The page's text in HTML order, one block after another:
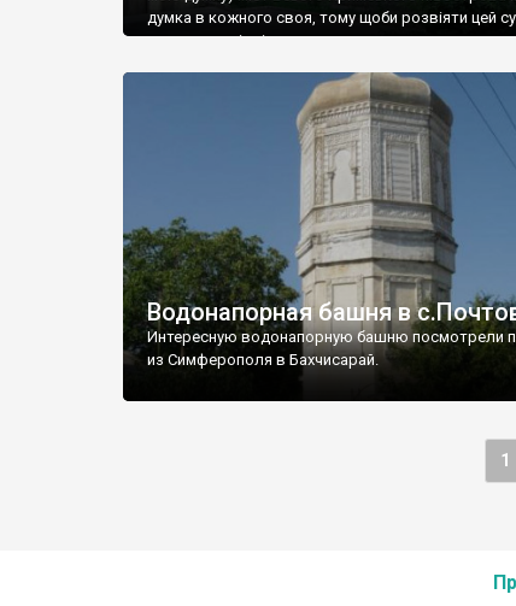
думка в кожного своя, тому щоби розвіяти цей
запрошую відвідати це
Водонапорная башня в
Интересную водонапорную башню посмотрели
из Симферополя в Бахчисарай.
1